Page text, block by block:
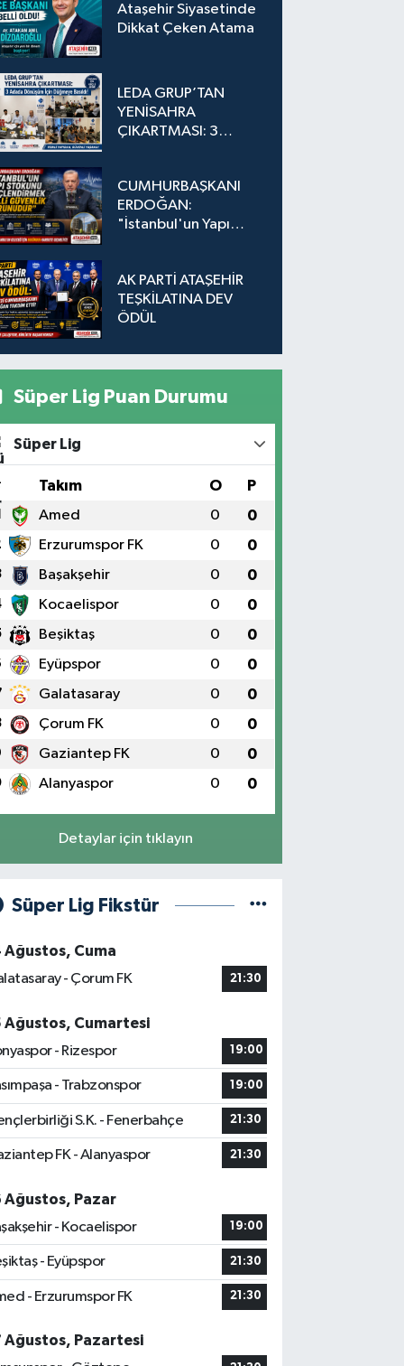
Ataşehir Siyasetinde
Dikkat Çeken Atama
LEDA GRUP’TAN
YENİSAHRA
ÇIKARTMASI: 3
CUMHURBAŞKANI
ERDOĞAN:
"İstanbul'un Yapı
Güvenlik Sorunudur"
AK PARTİ ATAŞEHİR
TEŞKİLATINA DEV
ÖDÜL
Süper Lig Puan Durumu
Süper Lig
Takım O P
Amed 0 0
Erzurumspor FK 0 0
Başakşehir 0 0
Kocaelispor 0 0
Beşiktaş 0 0
Eyüpspor 0 0
Galatasaray 0 0
Çorum FK 0 0
Gaziantep FK 0 0
Alanyaspor 0 0
Detaylar için tıklayın
Süper Lig Fikstür
Ağustos, Cuma
- Çorum FK
21:30
Ağustos, Cumartesi
- Rizespor
19:00
- Trabzonspor 19:00
S.K. - Fenerbahçe 21:30
FK - Alanyaspor 21:30
Ağustos, Pazar
- Kocaelispor
19:00
- Eyüpspor 21:30
- Erzurumspor FK 21:30
Ağustos, Pazartesi